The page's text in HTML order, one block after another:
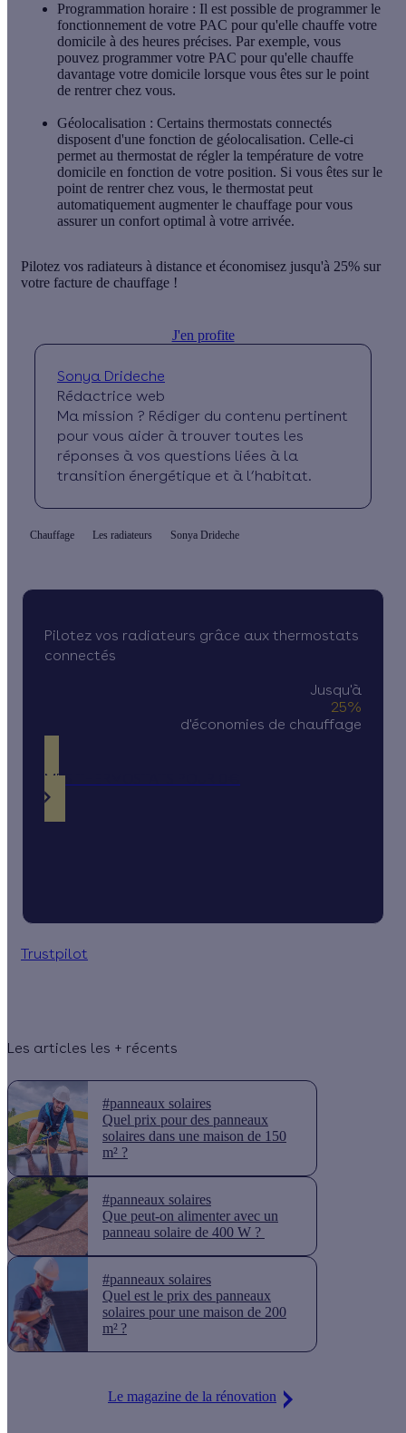
Programmation horaire : Il est possible de programmer le
fonctionnement de votre PAC pour qu'elle chauffe votre
domicile à des heures précises. Par exemple, vous
pouvez programmer votre PAC pour qu'elle chauffe
davantage votre domicile lorsque vous êtes sur le point
de rentrer chez vous.
Géolocalisation : Certains thermostats connectés
disposent d'une fonction de géolocalisation. Celle-ci
permet au thermostat de régler la température de votre
domicile en fonction de votre position. Si vous êtes sur le
point de rentrer chez vous, le thermostat peut
automatiquement augmenter le chauffage pour vous
assurer un confort optimal à votre arrivée.
Pilotez vos radiateurs à distance et économisez jusqu'à 25% sur
votre facture de chauffage !
J'en profite
Sonya Drideche
Rédactrice web
Ma mission ? Rédiger du contenu pertinent
pour vous aider à trouver toutes les
réponses à vos questions liées à la
transition énergétique et à l’habitat.
Chauffage Les radiateurs Sonya Drideche
Pilotez vos radiateurs grâce aux thermostats
connectés
Jusqu'à
25%
d'économies de chauffage
MES THERMOSTATS POUR 0€
Trustpilot
Les articles les + récents
#panneaux solaires
Quel prix pour des panneaux
solaires dans une maison de 150
m² ?
#panneaux solaires
Que peut-on alimenter avec un
panneau solaire de 400 W ?
#panneaux solaires
Quel est le prix des panneaux
solaires pour une maison de 200
m² ?
Le magazine de la rénovation